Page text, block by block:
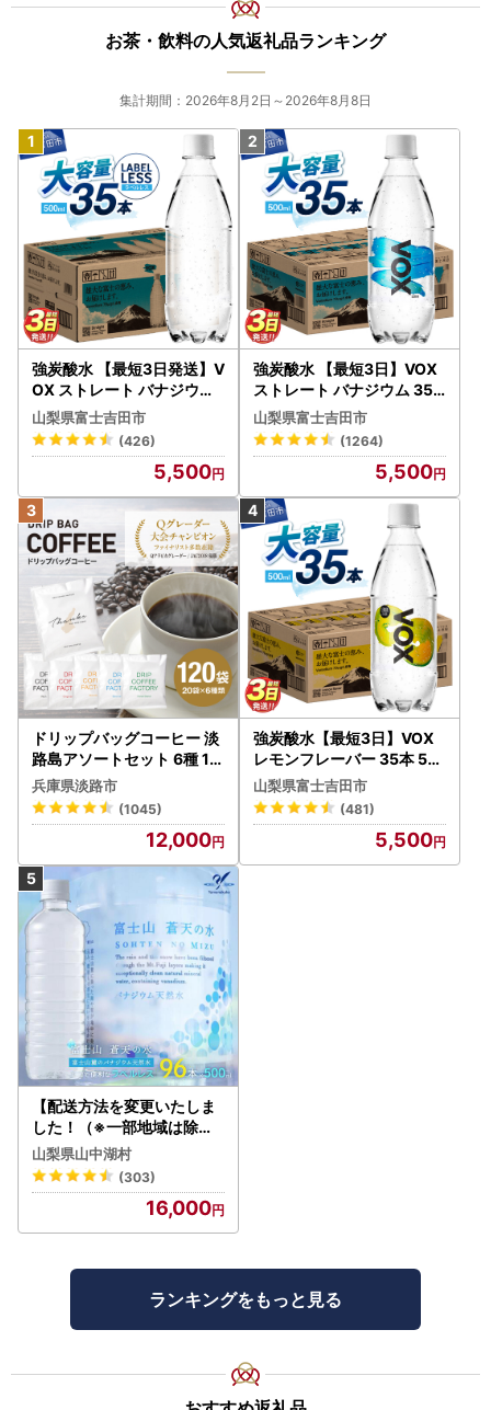
お茶・飲料の人気返礼品ランキング
集計期間：2026年8月2日～2026年8月8日
強炭酸水 【最短3日発送】V
OX ストレート バナジウム
強炭酸水 35本 500ml ラベ
ルレス【富士吉田市限定カ
ートン】 炭酸
山梨県富士吉田市
(426)
5,500
強炭酸水 【最短3日】VOX
ストレート バナジウム 35
本 500ml 【富士吉田市限
定カートン】炭酸
山梨県富士吉田市
(1264)
5,500
ドリップバッグコーヒー 淡
路島アソートセット 6種 12
0袋 飲み比べ コーヒー
兵庫県淡路市
(1045)
12,000
強炭酸水【最短3日】VOX
レモンフレーバー 35本 50
0ml 【富士吉田市限定カー
トン】炭酸
山梨県富士吉田市
(481)
5,500
【配送方法を変更いたしま
した！（※一部地域は除く
）】＜ラベルレス＞富士山
蒼天の水 500ml×96本（４
ケース）YC001
山梨県山中湖村
(303)
16,000
ランキングをもっと見る